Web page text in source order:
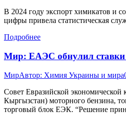
В 2024 году экспорт химикатов и
цифры привела статистическая
Подробнее
Мир: ЕАЭС обнулил ставки
МирАвтор: Химия Украины и мира
Совет Евразийской
Кыргызстан) моторного бензина,
торговый блок ЕЭК. “Решение